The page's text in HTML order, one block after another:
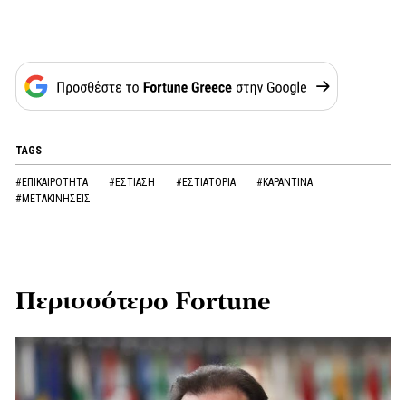
TAGS
#ΕΠΙΚΑΙΡΟΤΗΤΑ #ΕΣΤΙΑΣΗ #ΕΣΤΙΑΤΟΡΙΑ
#ΚΑΡΑΝΤΙΝΑ
#ΜΕΤΑΚΙΝΗΣΕΙΣ
Περισσότερο Fortune